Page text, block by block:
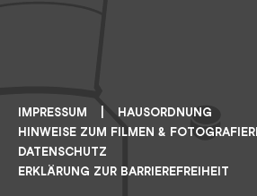
IMPRESSUM
HAUSORDNUNG
HINWEISE ZUM FILMEN &
DATENSCHUTZ
ERKLÄRUNG ZUR BARRIEREFREIHEIT